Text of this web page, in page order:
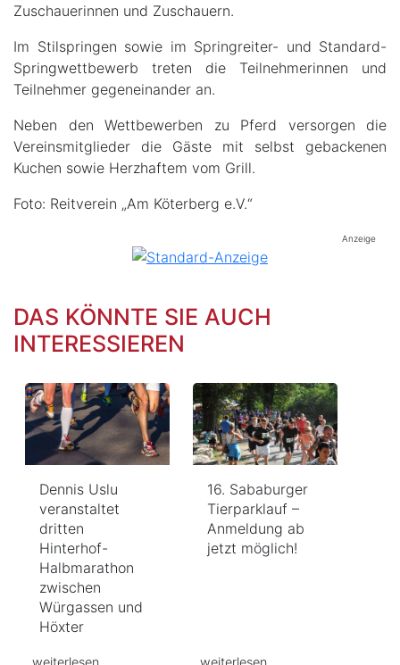
Zuschauerinnen und Zuschauern.
Im Stilspringen sowie im Springreiter- und Standard-
Springwettbewerb treten die Teilnehmerinnen und
Teilnehmer gegeneinander an.
Neben den Wettbewerben zu Pferd versorgen die
Vereinsmitglieder die Gäste mit selbst gebackenen
Kuchen sowie Herzhaftem vom Grill.
Foto: Reitverein „Am Köterberg e.V.“
Anzeige
DAS KÖNNTE SIE AUCH
INTERESSIEREN
Dennis Uslu
veranstaltet
dritten
Hinterhof-
Halbmarathon
zwischen
Würgassen und
Höxter
weiterlesen
16. Sababurger
Tierparklauf –
Anmeldung ab
jetzt möglich!
weiterlesen